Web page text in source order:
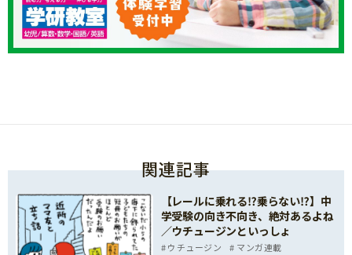
関連記事
【レールに乗れる⁉乗らない⁉】中
学受験の向き不向き、絶対あるよね
／ウチュージンといっしょ
ウチュージン
マンガ連載